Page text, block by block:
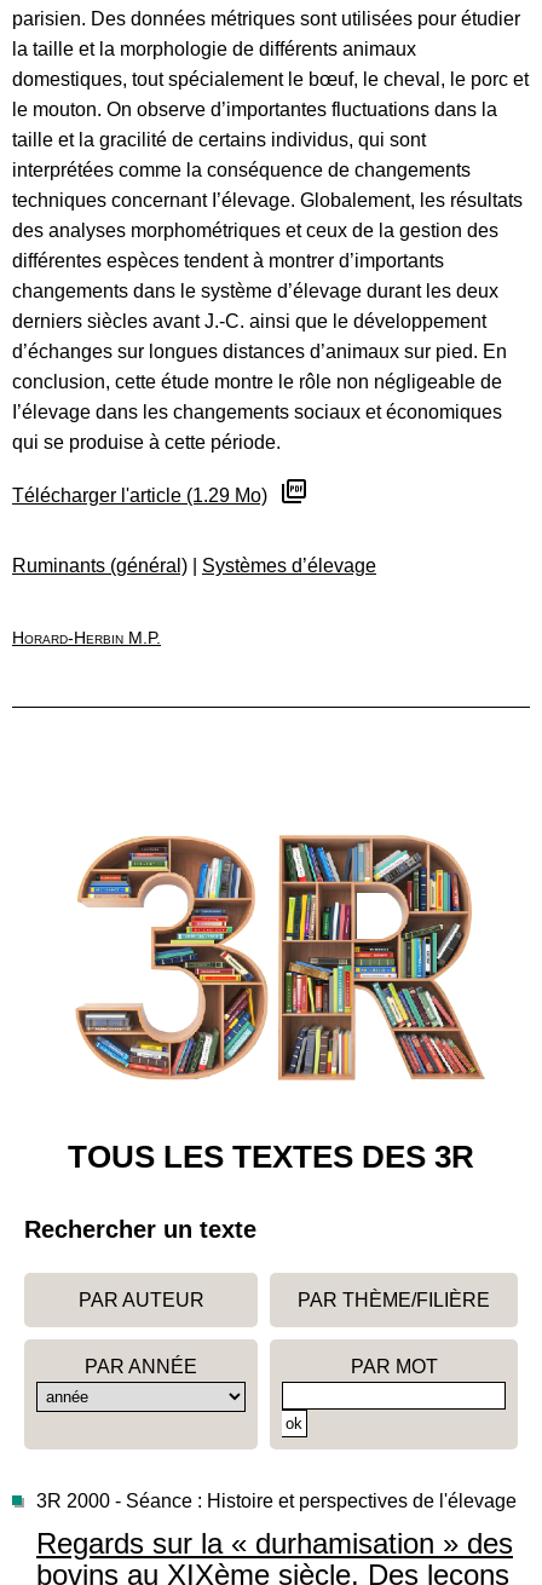
parisien. Des données métriques sont utilisées pour étudier
la taille et la morphologie de différents animaux
domestiques, tout spécialement le bœuf, le cheval, le porc et
le mouton. On observe d’importantes fluctuations dans la
taille et la gracilité de certains individus, qui sont
interprétées comme la conséquence de changements
techniques concernant I’élevage. Globalement, les résultats
des analyses morphométriques et ceux de la gestion des
différentes espèces tendent à montrer d’importants
changements dans le système d’élevage durant les deux
derniers siècles avant J.-C. ainsi que le développement
d’échanges sur longues distances d’animaux sur pied. En
conclusion, cette étude montre le rôle non négligeable de
I’élevage dans les changements sociaux et économiques
qui se produise à cette période.
Télécharger l'article (1.29 Mo)
Ruminants (général) Systèmes d’élevage
Horard-Herbin M.P.
TOUS LES TEXTES DES 3R
Rechercher un texte
PAR AUTEUR PAR THÈME/FILIÈRE
PAR ANNÉE PAR MOT
3R 2000 - Séance : Histoire et perspectives de l'élevage
Regards sur la « durhamisation » des
bovins au XIXème siècle. Des leçons